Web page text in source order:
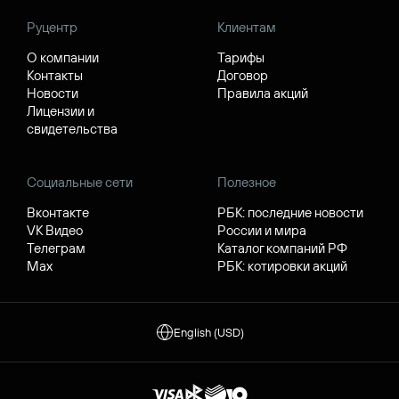
Руцентр
О компании
Контакты
Новости
Лицензии и
свидетельства
Клиентам
Тарифы
Договор
Правила акций
Социальные сети
Вконтакте
VK Видео
Телеграм
Max
Полезное
РБК: последние новости
России и мира
Каталог компаний РФ
РБК: котировки акций
English (USD)